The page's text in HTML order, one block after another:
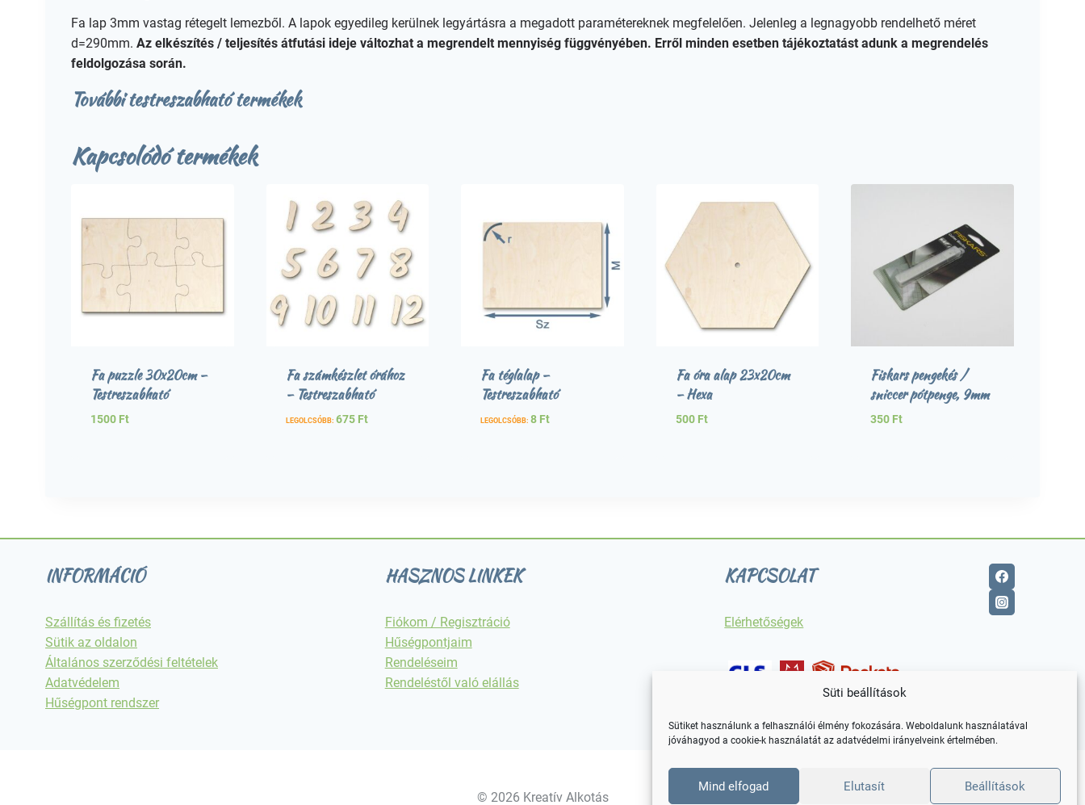
Süti beállítások
Sütiket használunk a felhasználói élmény fokozására. Weboldalunk használatával
jóváhagyod a cookie-k használatát az adatvédelmi irányelveink értelmében.
Mind elfogad Elutasít Beállítások
Fa lap 3mm vastag rétegelt lemezből. A lapok egyedileg kerülnek legyártásra a megadott paramétereknek megfelelően. Jelenleg a legnagyobb rendelhető méret
d=290mm. Az elkészítés / teljesítés átfutási ideje változhat a megrendelt mennyiség függvényében. Erről minden esetben tájékoztatást adunk a megrendelés
feldolgozása során.
További testreszabható termékek
Kapcsolódó termékek
Fa puzzle 30x20cm –
Testreszabható
1500 Ft
Fa számkészlet órához
– Testreszabható
LEGOLCSÓBB: 675 Ft
Fa téglalap –
Testreszabható
LEGOLCSÓBB:8 Ft
Fa óra alap 23x20cm
– Hexa
500 Ft
Fiskars pengekés /
sniccer pótpenge, 9mm
350 Ft
INFORMÁCIÓ
Szállítás és fizetés
Sütik az oldalon
Általános szerződési feltételek
Adatvédelem
Hűségpont rendszer
HASZNOS LINKEK
Fiókom / Regisztráció
Hűségpontjaim
Rendeléseim
Rendeléstől való elállás
KAPCSOLAT
Elérhetőségek
© 2026 Kreatív Alkotás